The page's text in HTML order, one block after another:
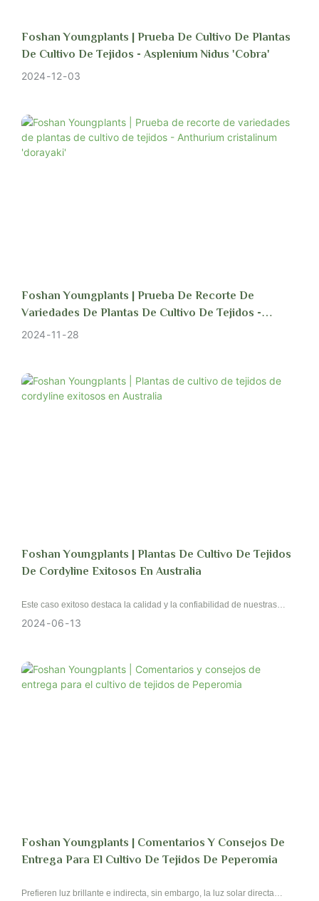
Foshan Youngplants | Prueba De Cultivo De Plantas
De Cultivo De Tejidos - Asplenium Nidus 'Cobra'
2024 12 03
Foshan Youngplants | Prueba De Recorte De
Variedades De Plantas De Cultivo De Tejidos -
Anthurium Cristalinum 'dorayaki'
2024 11 28
Foshan Youngplants | Plantas De Cultivo De Tejidos
De Cordyline Exitosos En Australia
Este caso exitoso destaca la calidad y la confiabilidad de nuestras
plantas de cultivo de tejidos, lo que demuestra nuestro compromiso
2024 06 13
Foshan Youngplants | Comentarios Y Consejos De
Entrega Para El Cultivo De Tejidos De Peperomia
Prefieren luz brillante e indirecta, sin embargo, la luz solar directa